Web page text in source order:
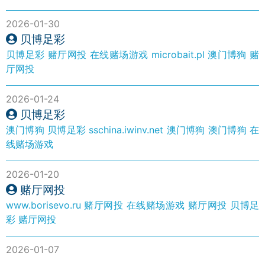
2026-01-30
贝博足彩
贝博足彩 赌厅网投 在线赌场游戏 microbait.pl 澳门博狗 赌
厅网投
2026-01-24
贝博足彩
澳门博狗 贝博足彩 sschina.iwinv.net 澳门博狗 澳门博狗 在
线赌场游戏
2026-01-20
赌厅网投
www.borisevo.ru 赌厅网投 在线赌场游戏 赌厅网投 贝博足
彩 赌厅网投
2026-01-07